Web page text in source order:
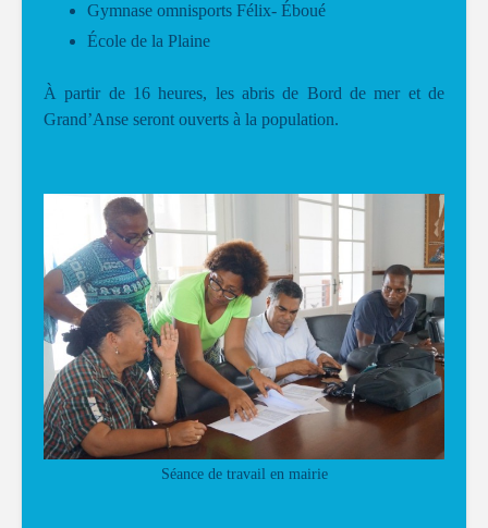
Gymnase omnisports Félix- Éboué
École de la Plaine
À partir de 16 heures, les abris de Bord de mer et de
Grand’Anse seront ouverts à la population.
Séance de travail en mairie